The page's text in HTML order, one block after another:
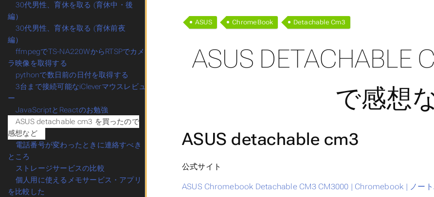
ASUS ChromeBook Detachable Cm3
ASUS DETACHABLE
で感想
ASUS detachable cm3
公式サイト
ASUS Chromebook Detachable CM3 CM3000 | Chromebook | ノート
30代男性、育休を取る (育休中・後
編）
30代男性、育休を取る (育休前夜
編）
ffmpegでTS-NA220WからRTSPでカメ
ラ映像を取得する
pythonで数日前の日付を取得する
3台まで接続可能なiCleverマウスレビュ
ー
JavaScriptとReactのお勉強
ASUS detachable cm3 を買ったので
感想など
電話番号が変わったときに連絡すべき
ところ
ストレージサービスの比較
個人用に使えるメモサービス・アプリ
を比較した